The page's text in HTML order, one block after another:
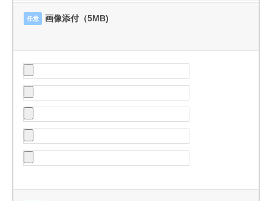
任意 画像添付（5MB)